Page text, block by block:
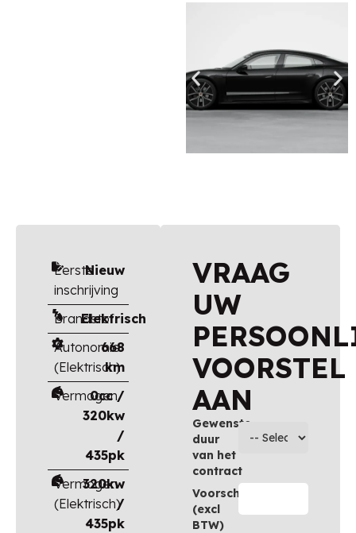
Eerste
inschrijving
Nieuw
Brandstof
Elektrisch
Autonomie
(Elektrisch)
668
km
Vermogen
0cc /
320kw
/
435pk
Vermogen
(Elektrisch)
320kw
/
435pk
VRAAG
UW
VOORSTEL
AAN
Gewenste
duur
van het
contract
Voorschot
(excl
BTW)